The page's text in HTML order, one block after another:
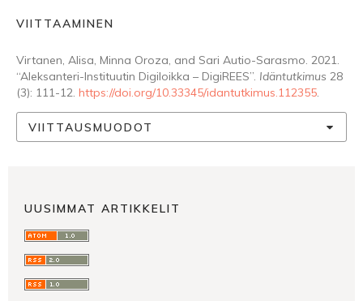
VIITTAAMINEN
Virtanen, Alisa, Minna Oroza, and Sari Autio-Sarasmo. 2021.
“Aleksanteri-Instituutin Digiloikka – DigiREES”. Idäntutkimus 28
(3): 111-12. https://doi.org/10.33345/idantutkimus.112355.
VIITTAUSMUODOT
UUSIMMAT ARTIKKELIT